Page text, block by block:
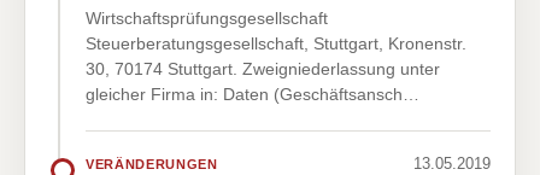
Wirtschaftsprüfungsgesellschaft
Steuerberatungsgesellschaft, Stuttgart, Kronenstr.
30, 70174 Stuttgart. Zweigniederlassung unter
gleicher Firma in: Daten (Geschäftsansch…
VERÄNDERUNGEN 13.05.2019